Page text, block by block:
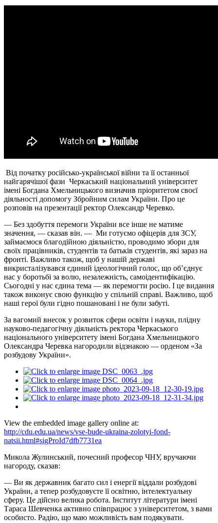
Від початку російсько-української війни та її останньої
найгарячішої фази Черкаський національний університет
імені Богдана Хмельницького визначив пріоритетом своєї
діяльності допомогу Збройним силам України. Про це
розповів на презентації ректор Олександр Черевко.
— Без здобуття перемоги України все інше не матиме
значення, — сказав він. — Ми готуємо офіцерів для ЗСУ,
займаємося благодійною діяльністю, проводимо збори для
своїх працівників, студентів та батьків студентів, які зараз на
фронті. Важливо також, щоб у нашій державі
викристалізувався єдиний ідеологічний голос, що об’єднує
нас у боротьбі за волю, незалежність, самоідентифікацію.
Сьогодні у нас єдина тема — як перемогти росію. І це видання
також виконує свою функцію у спільній справі. Важливо, щоб
наші герої були гідно пошановані і не були забуті.
За вагомий внесок у розвиток сфери освіти і науки, плідну
науково-педагогічну діяльність ректора Черкаського
національного університету імені Богдана Хмельницького
Олександра Черевка нагородили відзнакою — орденом «За
розбудову України».
View the embedded image gallery online at:
http://cdu.edu.ua/news/vse-bude-ukraina-zolotyi-fond-
natsii.html#sigProId7dfb7731ea
Микола Жулинський, почесний професор ЧНУ, вручаючи
нагороду, сказав:
— Ви як державник багато сил і енергії віддали розбудові
України, а тепер розбудовуєте її освітню, інтелектуальну
сферу. Це дійсно велика робота. Інститут літератури імені
Тараса Шевченка активно співпрацює з університетом, з вами
особисто. Радію, що маю можливість вам подякувати.